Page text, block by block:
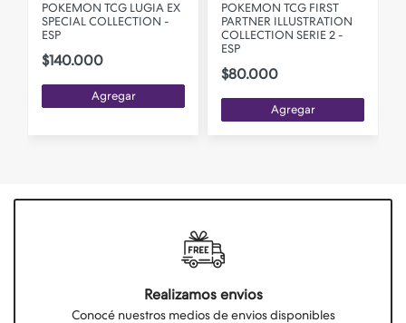
POKEMON TCG LUGIA EX
SPECIAL COLLECTION -
ESP
$140.000
Agregar
POKEMON TCG FIRST
PARTNER ILLUSTRATION
COLLECTION SERIE 2 -
ESP
$80.000
Agregar
Realizamos envios
Conocé nuestros medios de envios disponibles